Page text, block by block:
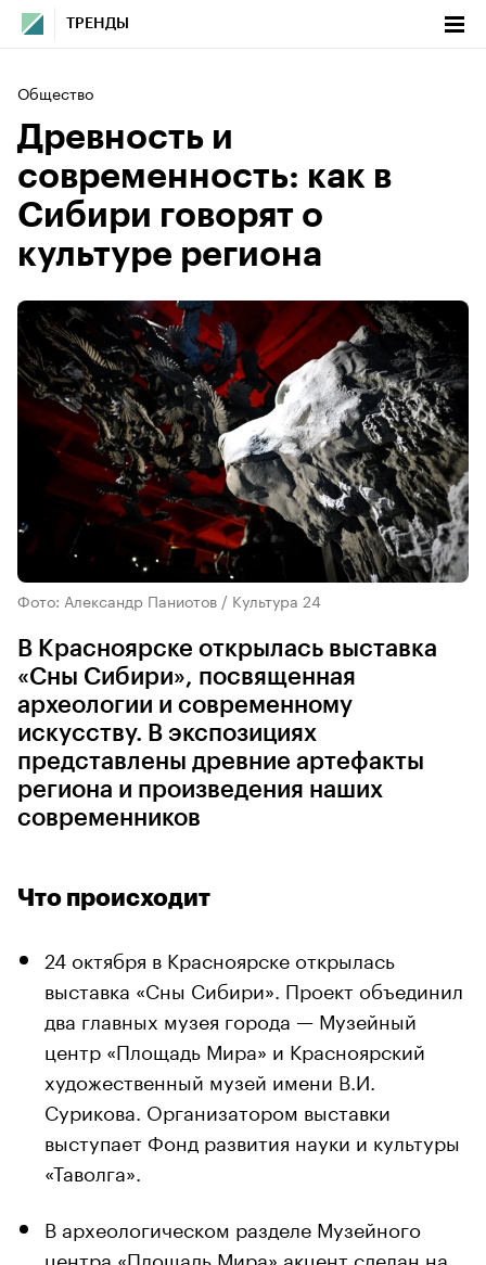
ТРЕНДЫ
Общество
Древность и
современность: как в
Сибири говорят о
культуре региона
Фото: Александр Паниотов / Культура 24
В Красноярске открылась выставка
«Сны Сибири», посвященная
археологии и современному
искусству. В экспозициях
представлены древние артефакты
региона и произведения наших
современников
Что происходит
24 октября в Красноярске открылась
выставка «Сны Сибири». Проект объединил
два главных музея города — Музейный
центр «Площадь Мира» и Красноярский
художественный музей имени В.И.
Сурикова. Организатором выставки
выступает Фонд развития науки и культуры
«Таволга».
В археологическом разделе Музейного
центра «Площадь Мира» акцент сделан на